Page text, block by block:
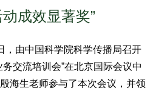
成效显著奖”
由中国科学院科学传播局召开
交流培训会”在北京国际会议中
海生老师参与了本次会议，并领